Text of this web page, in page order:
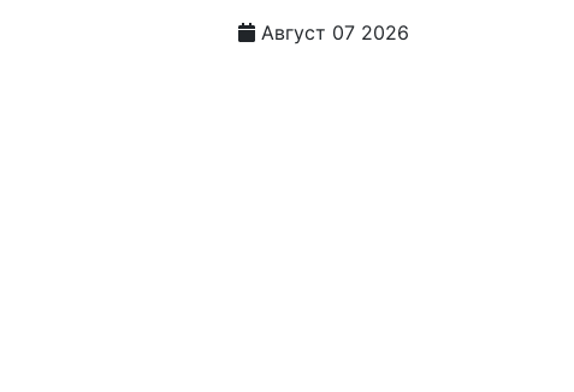
Август 07 2026